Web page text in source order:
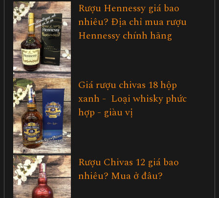
Rượu Hennessy giá bao
nhiêu? Địa chỉ mua rượu
Hennessy chính hãng
Giá rượu chivas 18 hộp
xanh - Loại whisky phức
hợp - giàu vị
Rượu Chivas 12 giá bao
nhiêu? Mua ở đâu?